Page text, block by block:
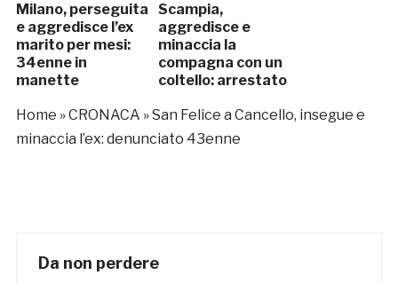
Milano, perseguita
e aggredisce l’ex
marito per mesi:
34enne in
manette
Scampia,
aggredisce e
minaccia la
compagna con un
coltello: arrestato
Home »CRONACA »San Felice a Cancello, insegue e
minaccia l’ex: denunciato 43enne
Da non perdere